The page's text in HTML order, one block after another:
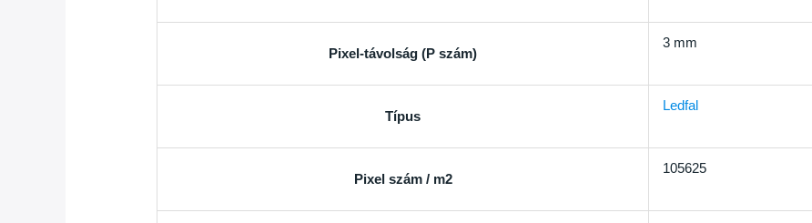
Pixel-távolság (P szám)
3 mm
Típus
Ledfal
Pixel szám / m2
105625